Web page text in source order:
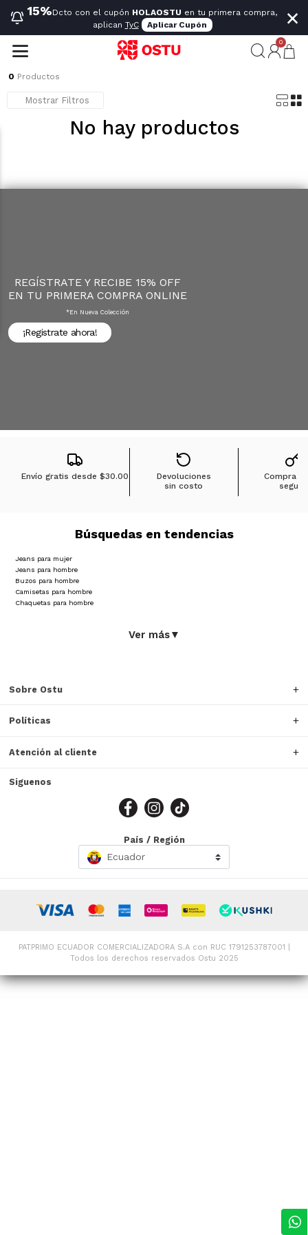
15%Dcto con el cupón HOLAOSTU en tu primera compra,
aplican TyC Aplicar Cupón ×
0
0 Productos
Mostrar Filtros
No hay productos
REGÍSTRATE Y RECIBE 15% OFF
EN TU PRIMERA COMPRA ONLINE
*en Nueva Colección
¡Registrate ahora!
Envío gratis desde$30.00
Devoluciones
sin costo
Compra
segura
Búsquedas en tendencias
Jeans para mujer
Jeans para hombre
Buzos para hombre
Camisetas para hombre
Chaquetas para hombre
Ver más▼
Sobre Ostu
Políticas
Atención al cliente
Siguenos
País / Región
Ecuador
PATPRIMO ECUADOR COMERCIALIZADORA S.A con RUC 1791253787001 |
Todos los derechos reservados Ostu 2025